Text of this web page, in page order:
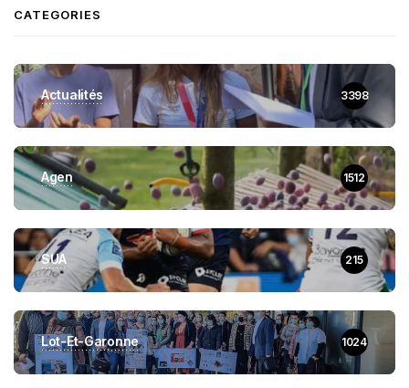
CATEGORIES
Actualités 3398
Agen 1512
SUA 215
Lot-Et-Garonne 1024